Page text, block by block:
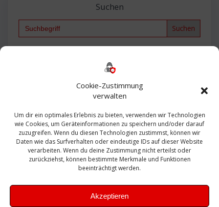
Cookie-Zustimmung
verwalten
Um dir ein optimales Erlebnis zu bieten, verwenden wir Technologien
wie Cookies, um Geräteinformationen zu speichern und/oder darauf
zuzugreifen. Wenn du diesen Technologien zustimmst, können wir
Daten wie das Surfverhalten oder eindeutige IDs auf dieser Website
verarbeiten. Wenn du deine Zustimmung nicht erteilst oder
zurückziehst, können bestimmte Merkmale und Funktionen
beeinträchtigt werden.
Akzeptieren
Suchen
Search
Bautagebuch
Exchange firewall Fritzbox
Microsoft
Sanierung SBS Security Server Sicherheit
Sicherung SIEM Sophos SSL Ubuntu
Update Upgrade UTM VCenter VCSA Veeam
VMWare VPN WAZUH Windows
Zertifikat